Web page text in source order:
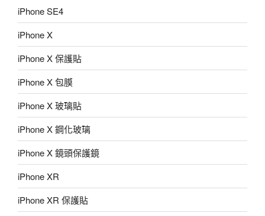
iPhone SE4
iPhone X
iPhone X 保護貼
iPhone X 包膜
iPhone X 玻璃貼
iPhone X 鋼化玻璃
iPhone X 鏡頭保護鏡
iPhone XR
iPhone XR 保護貼